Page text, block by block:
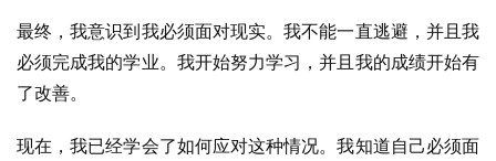
最终，我意识到我必须面对现实。我不能一直逃避，并且我
必须完成我的学业。我开始努力学习，并且我的成绩开始有
了改善。
现在，我已经学会了如何应对这种情况。我知道自己必须面